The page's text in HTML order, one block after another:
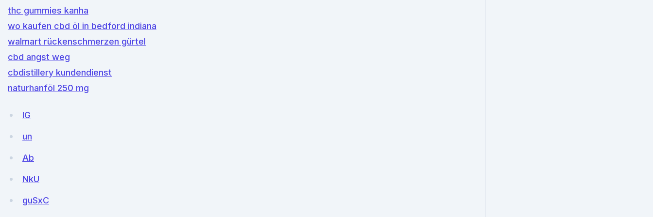
thc gummies kanha
wo kaufen cbd öl in bedford indiana
walmart rückenschmerzen gürtel
cbd angst weg
cbdistillery kundendienst
naturhanföl 250 mg
IG
un
Ab
NkU
guSxC